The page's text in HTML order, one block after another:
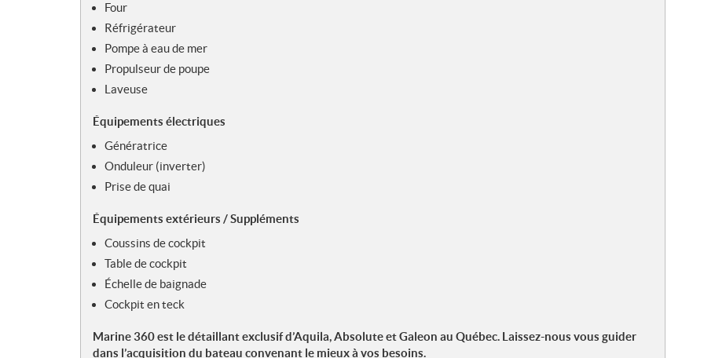
Four
Réfrigérateur
Pompe à eau de mer
Propulseur de poupe
Laveuse
Équipements électriques
Génératrice
Onduleur (inverter)
Prise de quai
Équipements extérieurs / Suppléments
Coussins de cockpit
Table de cockpit
Échelle de baignade
Cockpit en teck
Marine 360 est le détaillant exclusif d’Aquila, Absolute et Galeon au Québec. Laissez-nous vous guider
dans l’acquisition du bateau convenant le mieux à vos besoins.